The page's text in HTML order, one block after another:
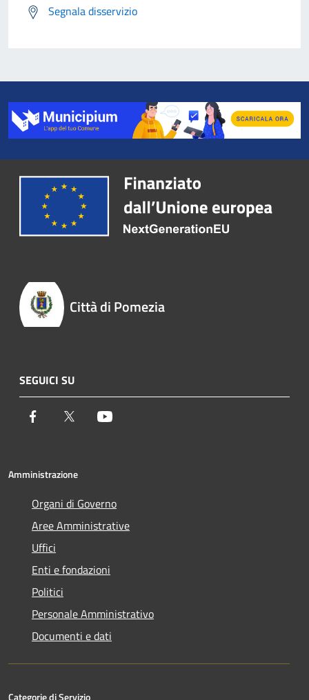
Segnala disservizio
Città di Pomezia
SEGUICI SU
Facebook Twitter
Amministrazione
Organi di Governo
Aree Amministrative
Uffici
Enti e fondazioni
Politici
Personale Amministrativo
Documenti e dati
Categorie di Servizio